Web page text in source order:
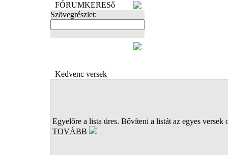
FÓRUMKERESő
Szövegrészlet:
Kedvenc versek
Egyelőre a lista üres. Bővíteni a listát az egyes versek
TOVÁBB